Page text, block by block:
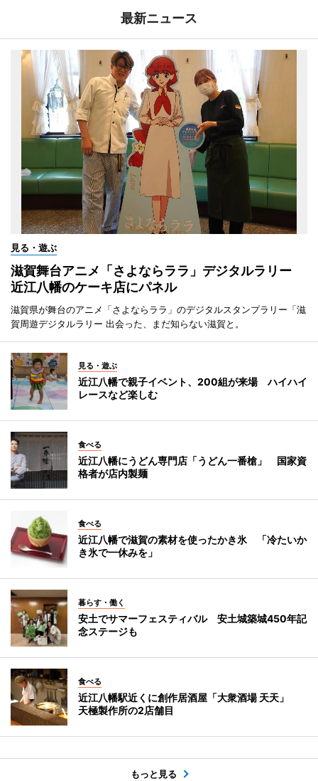
最新ニュース
見る・遊ぶ
滋賀舞台アニメ「さよならララ」デジタルラリー
近江八幡のケーキ店にパネル
滋賀県が舞台のアニメ「さよならララ」のデジタルスタンプラリー「滋
賀周遊デジタルラリー 出会った、まだ知らない滋賀と。
見る・遊ぶ
近江八幡で親子イベント、200組が来場 ハイハイ
レースなど楽しむ
食べる
近江八幡にうどん専門店「うどん一番槍」 国家資
格者が店内製麺
食べる
近江八幡で滋賀の素材を使ったかき氷 「冷たいか
き氷で一休みを」
暮らす・働く
安土でサマーフェスティバル 安土城築城450年記
念ステージも
食べる
近江八幡駅近くに創作居酒屋「大衆酒場 天天」
天極製作所の2店舗目
もっと見る